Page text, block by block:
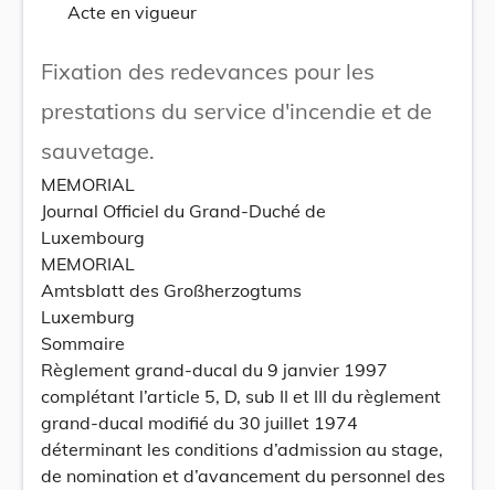
Acte en vigueur
Fixation des redevances pour les
prestations du service d'incendie et de
sauvetage.
MEMORIAL
Journal Officiel du Grand-Duché de
Luxembourg
MEMORIAL
Amtsblatt des Großherzogtums
Luxemburg
Sommaire
Règlement grand-ducal du 9 janvier 1997
complétant l’article 5, D, sub II et III du règlement
grand-ducal modifié du 30 juillet 1974
déterminant les conditions d’admission au stage,
de nomination et d’avancement du personnel des